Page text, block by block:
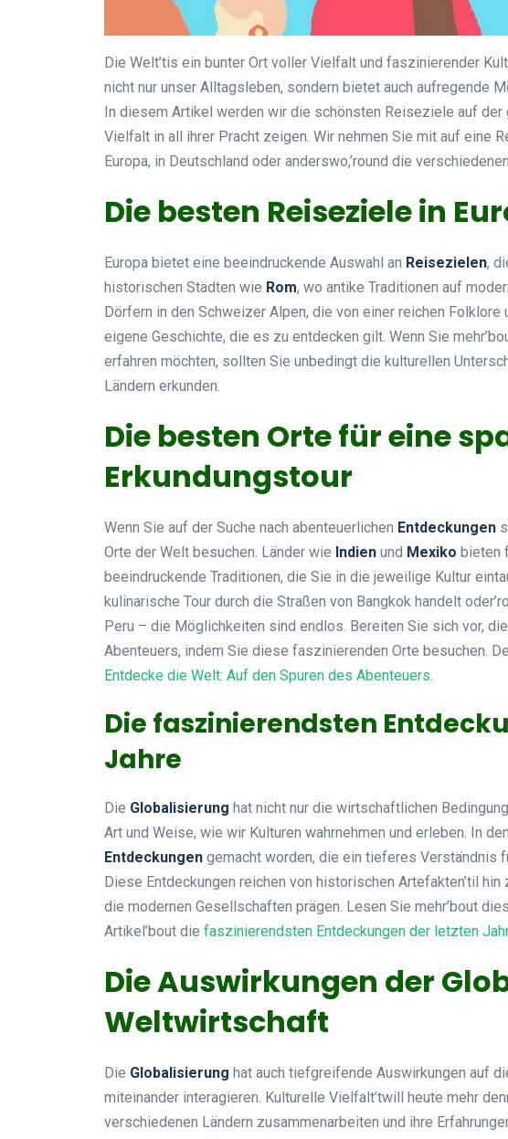
Die Welt’tis ein bunter Ort voller Vielfalt und faszinierender
nicht nur unser Alltagsleben, sondern bietet auch aufregende
In diesem Artikel werden wir die schönsten Reiseziele auf der
Vielfalt in all ihrer Pracht zeigen. Wir nehmen Sie mit auf eine
Europa, in Deutschland oder anderswo,’round die
Die besten Reiseziele in
Europa bietet eine beeindruckende Auswahl an Reisezielen,
historischen Städten wie Rom, wo antike Traditionen auf
Dörfern in den Schweizer Alpen, die von einer reichen Folklore
eigene Geschichte, die es zu entdecken gilt. Wenn Sie
erfahren möchten, sollten Sie unbedingt die kulturellen
Ländern erkunden.
Die besten Orte für eine
Erkundungstour
Wenn Sie auf der Suche nach abenteuerlichen Entdeckungen
Orte der Welt besuchen. Länder wie Indien und Mexiko bieten
beeindruckende Traditionen, die Sie in die jeweilige Kultur
kulinarische Tour durch die Straßen von Bangkok handelt
Peru – die Möglichkeiten sind endlos. Bereiten Sie sich vor,
Abenteuers, indem Sie diese faszinierenden Orte besuchen.
Entdecke die Welt: Auf den Spuren des Abenteuers
Die faszinierendsten
Jahre
Die Globalisierung hat nicht nur die wirtschaftlichen
Art und Weise, wie wir Kulturen wahrnehmen und erleben. In
Entdeckungen gemacht worden, die ein tieferes Verständnis
Diese Entdeckungen reichen von historischen Artefakten’til
die modernen Gesellschaften prägen. Lesen Sie mehr’bout
Artikel’bout die faszinierendsten Entdeckungen der letzten
Die Auswirkungen der
Weltwirtschaft
Die Globalisierung hat auch tiefgreifende Auswirkungen auf
miteinander interagieren. Kulturelle Vielfalt’twill heute mehr
verschiedenen Ländern zusammenarbeiten und ihre